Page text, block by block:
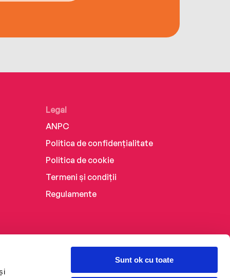
Sunt ok cu toate
Legal
ANPC
Politica de confidențialitate
Politica de cookie
Termeni și condiții
Regulamente